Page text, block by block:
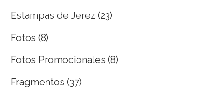
Estampas de Jerez (23)
Fotos (8)
Fotos Promocionales (8)
Fragmentos (37)